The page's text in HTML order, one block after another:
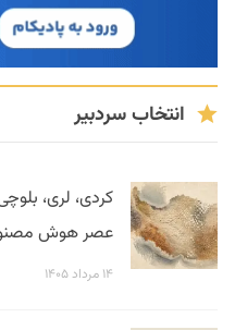
انتخاب سردبیر
کردی، لری،
عصر هوش مصنوعی
۱۴ مرداد ۱۴۰۵